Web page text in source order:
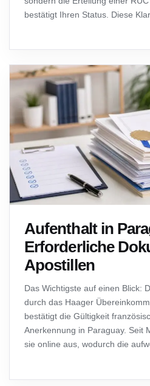
bestätigt Ihren Status. Diese
Aufenthalt in
Erforderliche
Apostillen
Das Wichtigste auf einen Blick:
durch das Haager
bestätigt die Gültigkeit
Anerkennung in Paraguay. Seit
sie online aus, wodurch die